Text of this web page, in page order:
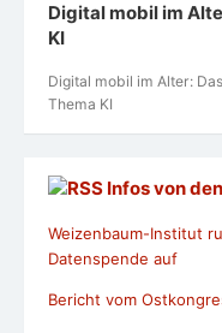
Digital mobil im
KI
Digital mobil im Alter:
Thema KI
Infos von
Weizenbaum-Institut
Datenspende auf
Bericht vom